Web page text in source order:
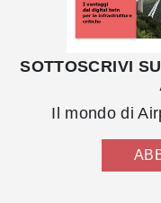
SOTTOSCRIVI
Il mondo di